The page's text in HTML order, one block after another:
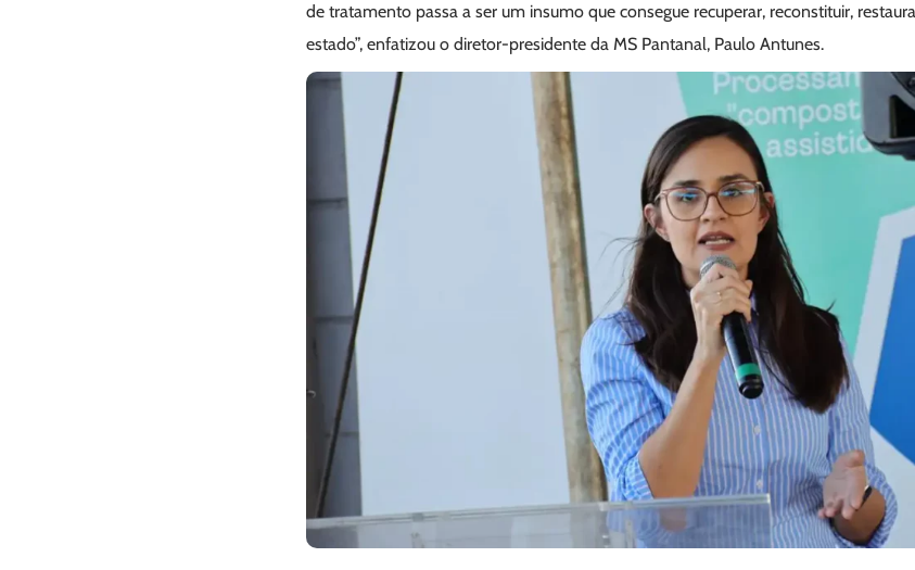
de tratamento passa a ser um insumo que consegue recuperar, reconstituir,
estado”, enfatizou o diretor-presidente da MS Pantanal, Paulo Antunes.